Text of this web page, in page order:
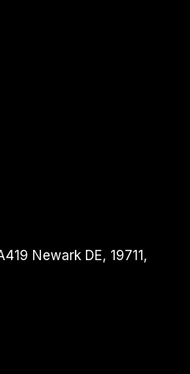
Newark DE, 19711,